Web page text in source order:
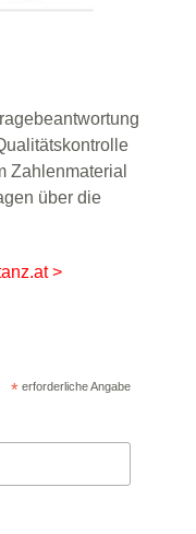
Zahlenmaterial
über die
>
* erforderliche Angabe